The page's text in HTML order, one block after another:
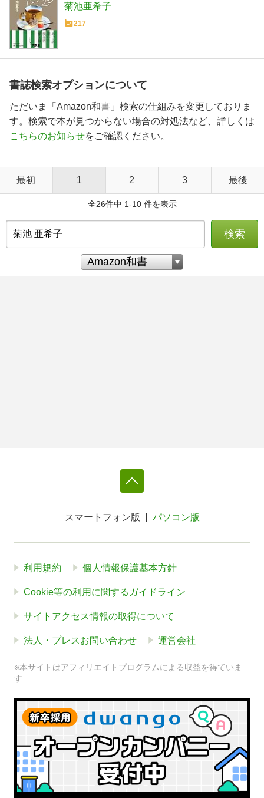
菊池亜希子
217
書誌検索オプションについて
ただいま「Amazon和書」検索の仕組みを変更しておりま
す。検索で本が見つからない場合の対処法など、詳しくは
こちらのお知らせをご確認ください。
最初 1 2 3 最後
全26件中 1-10 件を表示
検索
スマートフォン版 パソコン版
利用規約 個人情報保護基本方針
Cookie等の利用に関するガイドライン
サイトアクセス情報の取得について
法人・プレスお問い合わせ 運営会社
※本サイトはアフィリエイトプログラムによる収益を得ていま
す